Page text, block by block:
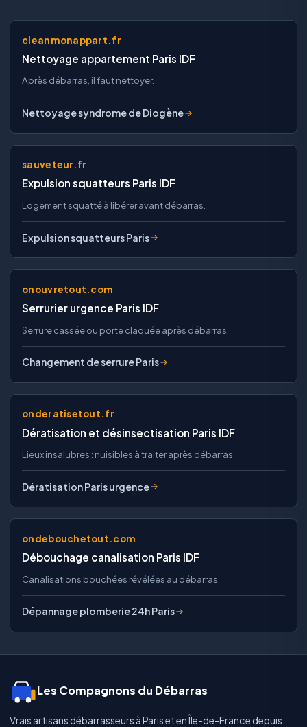
cleanmonappart.fr
Nettoyage appartement Paris IDF
Après débarras, il faut nettoyer.
Nettoyage syndrome de Diogène
sauveteur.fr
Expulsion squatteurs Paris IDF
Logement squatté à libérer avant débarras.
Expulsion squatteurs Paris
onouvretout.com
Serrurier urgence Paris IDF
Serrure cassée ou porte claquée après débarras.
Changement de serrure Paris
onderatisetout.fr
Dératisation et désinsectisation Paris IDF
Lieux insalubres : nuisibles à traiter après débarras.
Dératisation Paris urgence
ondebouchetout.com
Débouchage canalisation Paris IDF
Canalisations bouchées révélées au débarras.
Dépannage plomberie 24h Paris
Les Compagnons du Débarras
Vrais artisans débarrasseurs à Paris et en Île-de-France depuis